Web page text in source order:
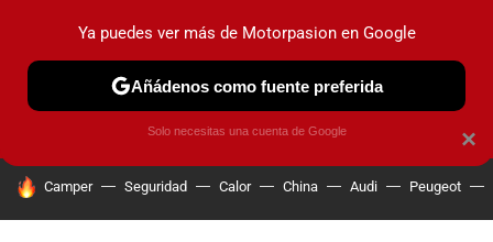
PRUEBAS COCHES ELÉCTRICOS OBSERVATORIO
HOY SE HABLA DE
Camper Seguridad Calor China Audi Peugeot
×
Ya puedes ver más de Motorpasion en Google
Añádenos como fuente preferida
Solo necesitas una cuenta de Google